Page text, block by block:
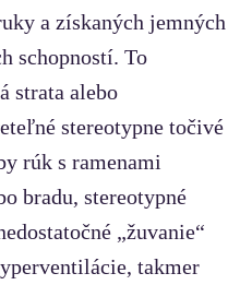
a získaných jemných
schopností. To
strata alebo
stereotypne točivé
rúk s ramenami
bradu, stereotypné
„žuvanie“
takmer